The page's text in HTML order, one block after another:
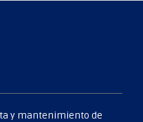
y mantenimiento de